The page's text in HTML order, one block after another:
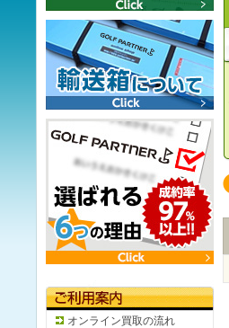
オンライン買取の流れ